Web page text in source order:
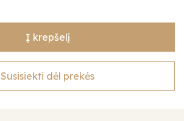
Į krepšelį
Susisiekti dėl prekės